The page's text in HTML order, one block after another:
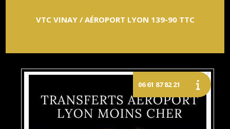
VTC VINAY / AÉROPORT LYON 139-90 TTC